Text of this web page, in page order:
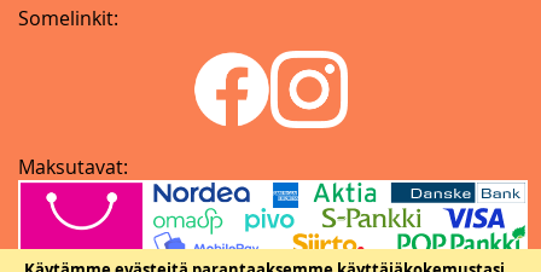
Somelinkit:
Maksutavat: